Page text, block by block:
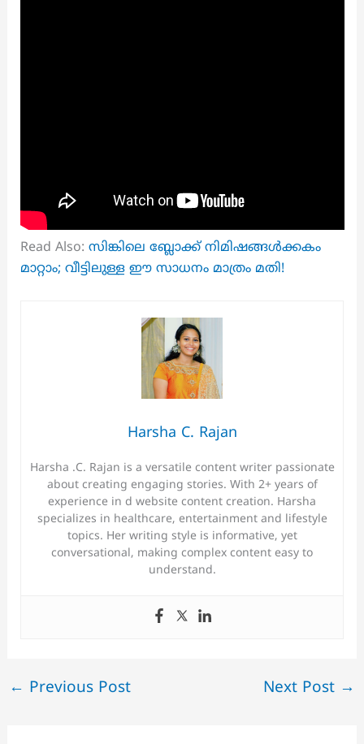
Read Also: സിങ്കിലെ ബ്ലോക്ക് നിമിഷങ്ങൾക്കകം
മാറ്റാം; വീട്ടിലുള്ള ഈ സാധനം മാത്രം മതി!
Harsha C. Rajan
Harsha .C. Rajan is a versatile content writer passionate
about creating engaging stories. With 2+ years of
experience in d website content creation. Harsha
specializes in healthcare, entertainment and lifestyle
topics. Her writing style is informative, yet
conversational, making complex content easy to
understand.
← Previous Post Next Post →